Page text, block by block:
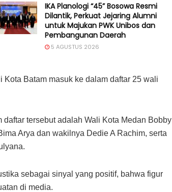
IKA Planologi “45” Bosowa Resmi
Dilantik, Perkuat Jejaring Alumni
untuk Majukan PWK Unibos dan
Pembangunan Daerah
5 AGUSTUS 2026
Batam masuk ke dalam daftar 25 wali
tersebut adalah Wali Kota Medan Bobby
Arya dan wakilnya Dedie A Rachim, serta
sebagai sinyal yang positif, bahwa figur
di media.